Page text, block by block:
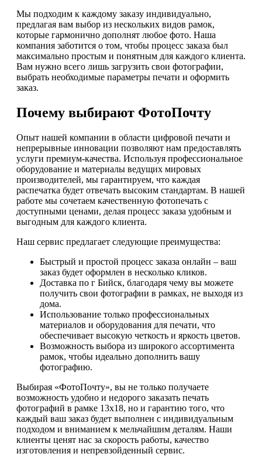
Мы подходим к каждому заказу индивидуально,
предлагая вам выбор из нескольких видов рамок,
которые гармонично дополнят любое фото. Наша
компания заботится о том, чтобы процесс заказа был
максимально простым и понятным для каждого клиента.
Вам нужно всего лишь загрузить свои фотографии,
выбрать необходимые параметры печати и оформить
заказ.
Почему выбирают ФотоПочту
Опыт нашей компании в области цифровой печати и
непрерывные инновации позволяют нам предоставлять
услуги премиум-качества. Используя профессиональное
оборудование и материалы ведущих мировых
производителей, мы гарантируем, что каждая
распечатка будет отвечать высоким стандартам. В нашей
работе мы сочетаем качественную фотопечать с
доступными ценами, делая процесс заказа удобным и
выгодным для каждого клиента.
Наш сервис предлагает следующие преимущества:
Быстрый и простой процесс заказа онлайн – ваш
заказ будет оформлен в несколько кликов.
Доставка по г Бийск, благодаря чему вы можете
получить свои фотографии в рамках, не выходя из
дома.
Использование только профессиональных
материалов и оборудования для печати, что
обеспечивает высокую четкость и яркость цветов.
Возможность выбора из широкого ассортимента
рамок, чтобы идеально дополнить вашу
фотографию.
Выбирая «ФотоПочту», вы не только получаете
возможность удобно и недорого заказать печать
фотографий в рамке 13х18, но и гарантию того, что
каждый ваш заказ будет выполнен с индивидуальным
подходом и вниманием к мельчайшим деталям. Наши
клиенты ценят нас за скорость работы, качество
изготовления и непревзойденный сервис.